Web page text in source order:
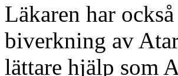
Läkaren har
biverkning av
lättare hjälp som